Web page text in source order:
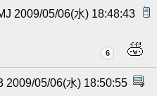
2009/05/06(水) 18:48:43
6
2009/05/06(水) 18:50:55